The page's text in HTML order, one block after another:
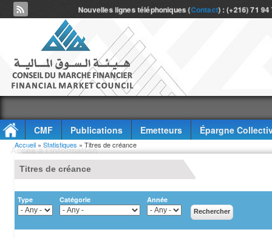
Nouvelles lignes téléphoniques (Contact) : (+216) 71
CMF Publications Emetteurs
Épargne
Accès à l'information
Vous êtes ici
Accueil » Statistiques » Titres de créance
Titres de créance
Type Catégorie Année